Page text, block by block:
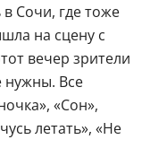
Сочи, где тоже
на сцену с
вечер зрители
нужны. Все
«Сон»,
летать», «Не